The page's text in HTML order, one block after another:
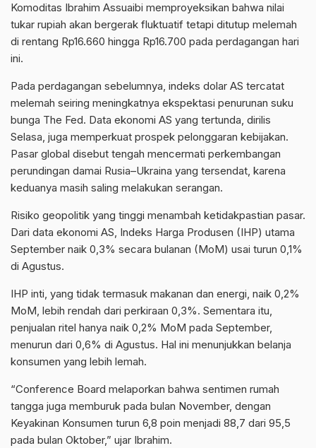
Komoditas Ibrahim Assuaibi memproyeksikan bahwa nilai
tukar rupiah akan bergerak fluktuatif tetapi ditutup melemah
di rentang Rp16.660 hingga Rp16.700 pada perdagangan hari
ini.
Pada perdagangan sebelumnya, indeks dolar AS tercatat
melemah seiring meningkatnya ekspektasi penurunan suku
bunga The Fed. Data ekonomi AS yang tertunda, dirilis
Selasa, juga memperkuat prospek pelonggaran kebijakan.
Pasar global disebut tengah mencermati perkembangan
perundingan damai Rusia–Ukraina yang tersendat, karena
keduanya masih saling melakukan serangan.
Risiko geopolitik yang tinggi menambah ketidakpastian pasar.
Dari data ekonomi AS, Indeks Harga Produsen (IHP) utama
September naik 0,3% secara bulanan (MoM) usai turun 0,1%
di Agustus.
IHP inti, yang tidak termasuk makanan dan energi, naik 0,2%
MoM, lebih rendah dari perkiraan 0,3%. Sementara itu,
penjualan ritel hanya naik 0,2% MoM pada September,
menurun dari 0,6% di Agustus. Hal ini menunjukkan belanja
konsumen yang lebih lemah.
“Conference Board melaporkan bahwa sentimen rumah
tangga juga memburuk pada bulan November, dengan
Keyakinan Konsumen turun 6,8 poin menjadi 88,7 dari 95,5
pada bulan Oktober,” ujar Ibrahim.